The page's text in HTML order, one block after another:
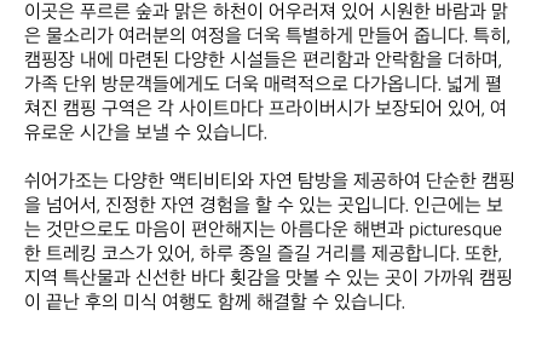
이곳은 푸르른 숲과 맑은 하천이 어우러져 있어 시원한 바람과 맑
은 물소리가 여러분의 여정을 더욱 특별하게 만들어 줍니다. 특히,
캠핑장 내에 마련된 다양한 시설들은 편리함과 안락함을 더하며,
가족 단위 방문객들에게도 더욱 매력적으로 다가옵니다. 넓게 펼
쳐진 캠핑 구역은 각 사이트마다 프라이버시가 보장되어 있어, 여
유로운 시간을 보낼 수 있습니다.
쉬어가조는 다양한 액티비티와 자연 탐방을 제공하여 단순한 캠핑
을 넘어서, 진정한 자연 경험을 할 수 있는 곳입니다. 인근에는 보
는 것만으로도 마음이 편안해지는 아름다운 해변과 picturesque
한 트레킹 코스가 있어, 하루 종일 즐길 거리를 제공합니다. 또한,
지역 특산물과 신선한 바다 횟감을 맛볼 수 있는 곳이 가까워 캠핑
이 끝난 후의 미식 여행도 함께 해결할 수 있습니다.